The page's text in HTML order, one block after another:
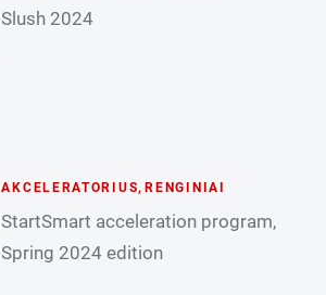
Slush 2024
AKCELERATORIUS, RENGINIAI
StartSmart acceleration program,
Spring 2024 edition